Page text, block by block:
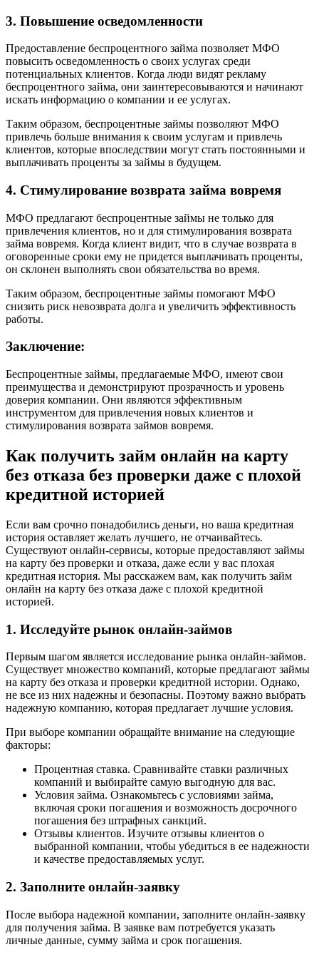
3. Повышение осведомленности
Предоставление беспроцентного займа позволяет МФО
повысить осведомленность о своих услугах среди
потенциальных клиентов. Когда люди видят рекламу
беспроцентного займа, они заинтересовываются и начинают
искать информацию о компании и ее услугах.
Таким образом, беспроцентные займы позволяют МФО
привлечь больше внимания к своим услугам и привлечь
клиентов, которые впоследствии могут стать постоянными и
выплачивать проценты за займы в будущем.
4. Стимулирование возврата займа вовремя
МФО предлагают беспроцентные займы не только для
привлечения клиентов, но и для стимулирования возврата
займа вовремя. Когда клиент видит, что в случае возврата в
оговоренные сроки ему не придется выплачивать проценты,
он склонен выполнять свои обязательства во время.
Таким образом, беспроцентные займы помогают МФО
снизить риск невозврата долга и увеличить эффективность
работы.
Заключение:
Беспроцентные займы, предлагаемые МФО, имеют свои
преимущества и демонстрируют прозрачность и уровень
доверия компании. Они являются эффективным
инструментом для привлечения новых клиентов и
стимулирования возврата займов вовремя.
Как получить займ онлайн на карту
без отказа без проверки даже с плохой
кредитной историей
Если вам срочно понадобились деньги, но ваша кредитная
история оставляет желать лучшего, не отчаивайтесь.
Существуют онлайн-сервисы, которые предоставляют займы
на карту без проверки и отказа, даже если у вас плохая
кредитная история. Мы расскажем вам, как получить займ
онлайн на карту без отказа даже с плохой кредитной
историей.
1. Исследуйте рынок онлайн-займов
Первым шагом является исследование рынка онлайн-займов.
Существует множество компаний, которые предлагают займы
на карту без отказа и проверки кредитной истории. Однако,
не все из них надежны и безопасны. Поэтому важно выбрать
надежную компанию, которая предлагает лучшие условия.
При выборе компании обращайте внимание на следующие
факторы:
Процентная ставка. Сравнивайте ставки различных
компаний и выбирайте самую выгодную для вас.
Условия займа. Ознакомьтесь с условиями займа,
включая сроки погашения и возможность досрочного
погашения без штрафных санкций.
Отзывы клиентов. Изучите отзывы клиентов о
выбранной компании, чтобы убедиться в ее надежности
и качестве предоставляемых услуг.
2. Заполните онлайн-заявку
После выбора надежной компании, заполните онлайн-заявку
для получения займа. В заявке вам потребуется указать
личные данные, сумму займа и срок погашения.